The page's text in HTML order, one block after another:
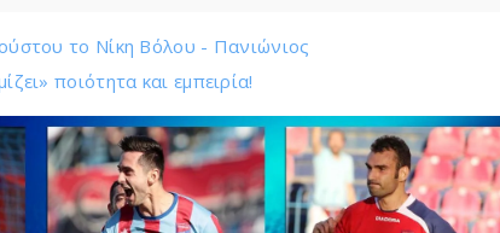
το Νίκη Βόλου - Πανιώνιος
ποιότητα και εμπειρία!